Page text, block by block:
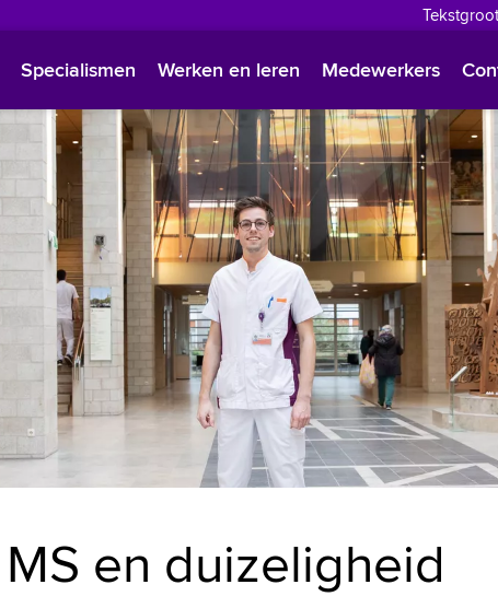
Polski
Türkçe
Specialismen Werken en leren Medewerkers
MS en duizeligheid